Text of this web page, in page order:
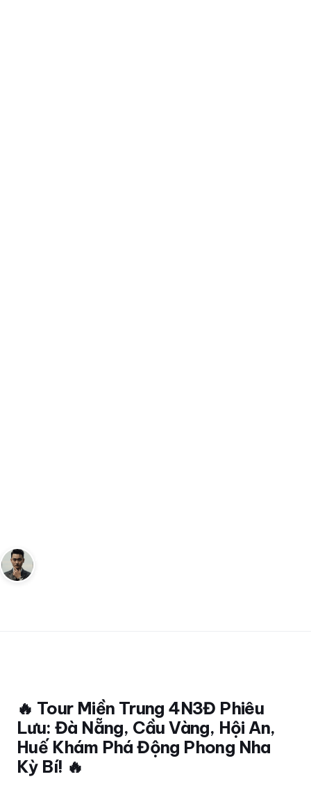
🔥 Tour Miền Trung 4N3Đ Phiêu
Lưu: Đà Nẵng, Cầu Vàng, Hội An,
Huế Khám Phá Động Phong Nha
Kỳ Bí! 🔥